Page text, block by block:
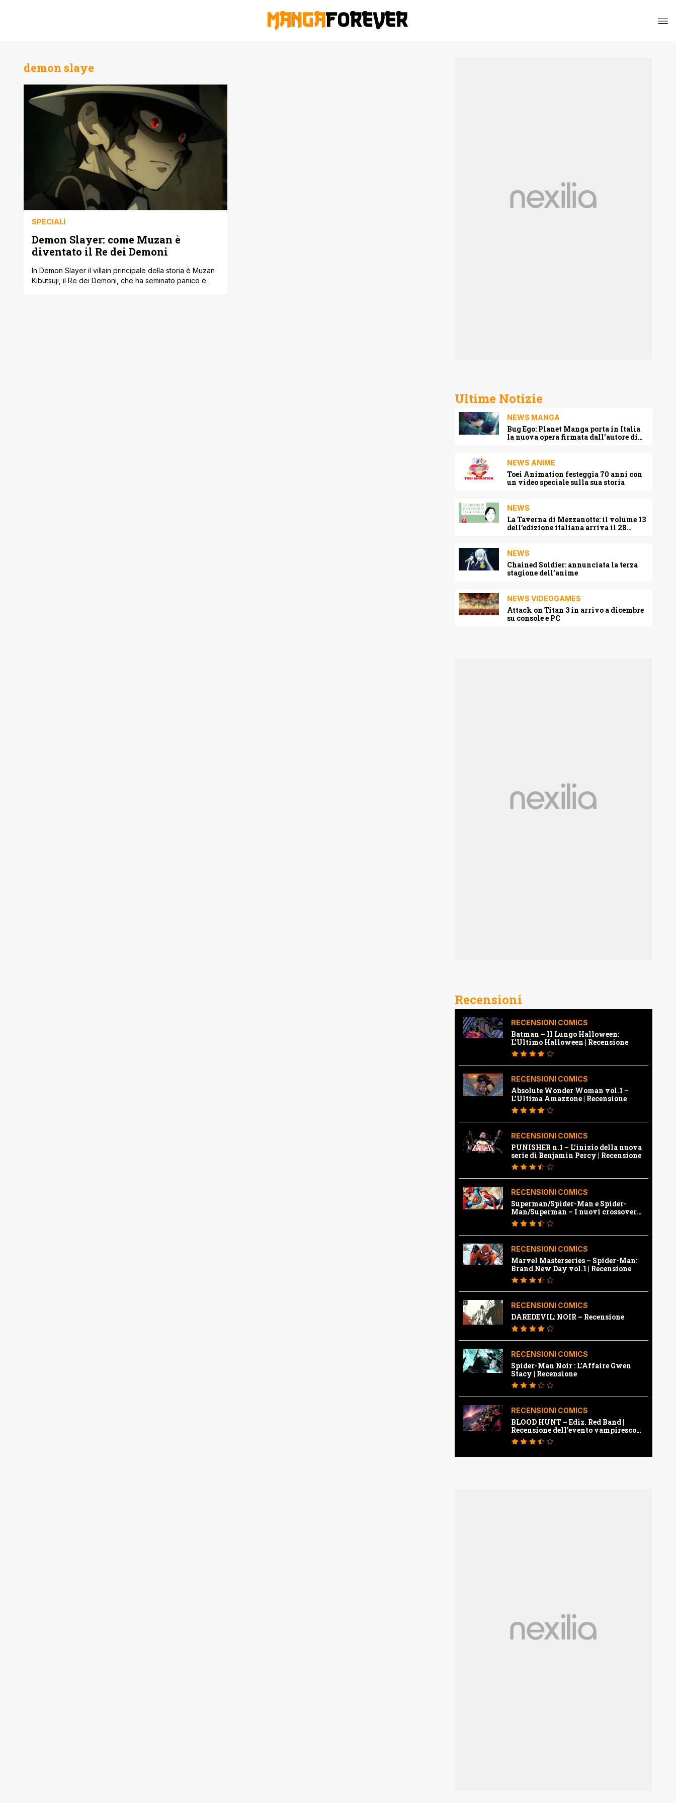
demon slaye
SPECIALI
Demon Slayer: come Muzan è
diventato il Re dei Demoni
In Demon Slayer il villain principale della storia è Muzan
Kibutsuji, il Re dei Demoni, che ha seminato panico e
Ultime Notizie
NEWS MANGA
Bug Ego: Planet Manga porta in Italia
la nuova opera firmata dall’autore di
NEWS ANIME
Toei Animation festeggia 70 anni con
un video speciale sulla sua storia
NEWS
La Taverna di Mezzanotte: il volume 13
dell’edizione italiana arriva il 28
NEWS
Chained Soldier: annunciata la terza
stagione dell’anime
NEWS VIDEOGAMES
Attack on Titan 3 in arrivo a dicembre
su console e PC
Recensioni
RECENSIONI COMICS
Batman – Il Lungo Halloween:
L’Ultimo Halloween | Recensione
RECENSIONI COMICS
Absolute Wonder Woman vol.1 –
L’Ultima Amazzone | Recensione
RECENSIONI COMICS
PUNISHER n.1 – L’inizio della nuova
serie di Benjamin Percy | Recensione
RECENSIONI COMICS
Superman/Spider-Man e Spider-
Man/Superman – I nuovi crossover
Marvel e Dc | Recensione
RECENSIONI COMICS
Marvel Masterseries – Spider-Man:
Brand New Day vol.1 | Recensione
RECENSIONI COMICS
DAREDEVIL: NOIR – Recensione
RECENSIONI COMICS
Spider-Man Noir : L’Affaire Gwen
Stacy | Recensione
RECENSIONI COMICS
BLOOD HUNT – Ediz. Red Band |
Recensione dell’evento vampiresco
della Marvel